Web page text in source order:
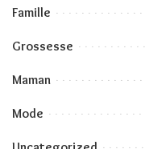
Famille
Grossesse
Maman
Mode